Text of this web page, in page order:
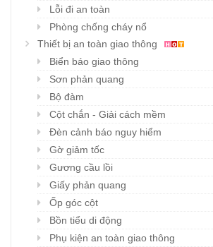
Lỗi đi an toàn
Phòng chống cháy nổ
Thiết bị an toàn giao thông
Biển báo giao thông
Sơn phản quang
Bộ đàm
Cột chắn - Giải cách mềm
Đèn cảnh báo nguy hiểm
Gờ giảm tốc
Gương cầu lồi
Giấy phản quang
Ốp góc cột
Bồn tiểu di động
Phụ kiện an toàn giao thông